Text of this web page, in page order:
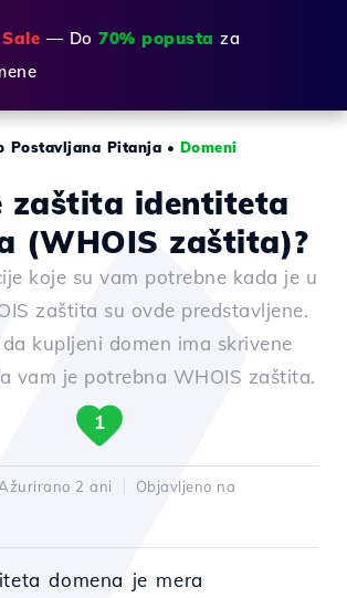
— Do 70% popusta za
Postavljana Pitanja • Domeni
zaštita identiteta
(WHOIS zaštita)?
koje su vam potrebne kada je u
zaštita su ovde predstavljene.
kupljeni domen ima skrivene
vam je potrebna WHOIS zaštita.
1
Ažurirano 2 ani
Objavljeno na
domena je mera